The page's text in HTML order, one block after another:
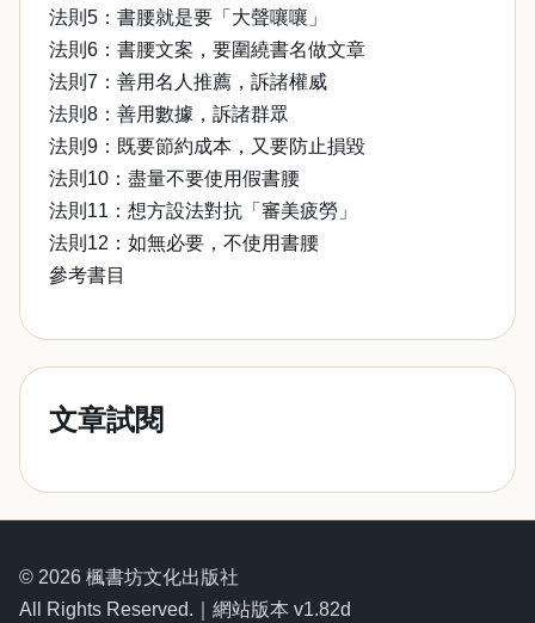
法則5：書腰就是要「大聲嚷嚷」
法則6：書腰文案，要圍繞書名做文章
法則7：善用名人推薦，訴諸權威
法則8：善用數據，訴諸群眾
法則9：既要節約成本，又要防止損毀
法則10：盡量不要使用假書腰
法則11：想方設法對抗「審美疲勞」
法則12：如無必要，不使用書腰
參考書目
文章試閱
© 2026 楓書坊文化出版社
All Rights Reserved.｜網站版本 v1.82d